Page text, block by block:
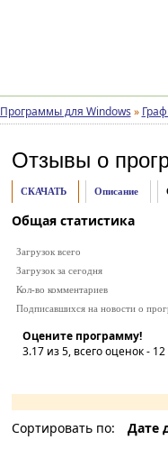
Программы для Windows »
Отзывы о
СКАЧАТЬ Описание
Общая статистика
Загрузок всего
Загрузок за сегодня
Кол-во комментариев
Подписавшихся на новости о
Оцените программу!
3.17из 5, всего оценок - 12
Сортировать по: Дате